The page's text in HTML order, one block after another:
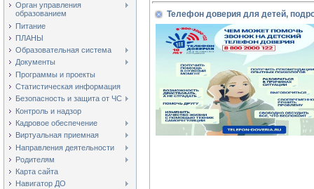
Орган управления
образованием
Питание
ПЛАНЫ
Образовательная система
Документы
Программы и проекты
Статистическая информация
Безопасность и защита от ЧС
Контроль и надзор
Кадровое обеспечение
Виртуальная приемная
Направления деятельности
Родителям
Карта сайта
Навигатор ДО
Телефон доверия для детей,